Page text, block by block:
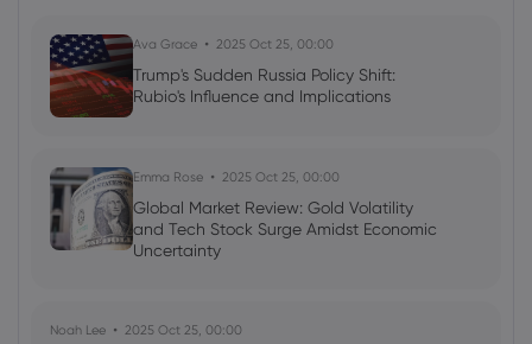
Neil Wilson 2024 Mar 07, 08:47
Ava Grace 2025 Oct 25, 00:00
Trump's Sudden Russia Policy Shift:
Rubio's Influence and Implications
Emma Rose 2025 Oct 25, 00:00
Global Market Review: Gold Volatility
and Tech Stock Surge Amidst Economic
Uncertainty
Noah Lee 2025 Oct 25, 00:00